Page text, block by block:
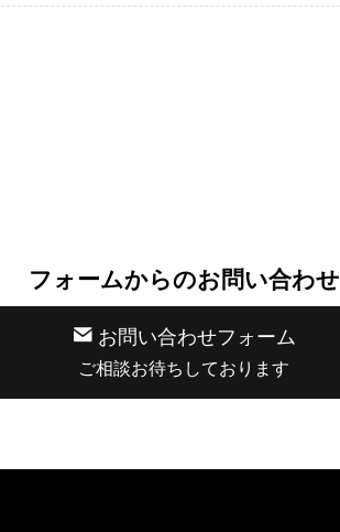
フォームからのお問い合わせ
お問い合わせフォーム
ご相談お待ちしております